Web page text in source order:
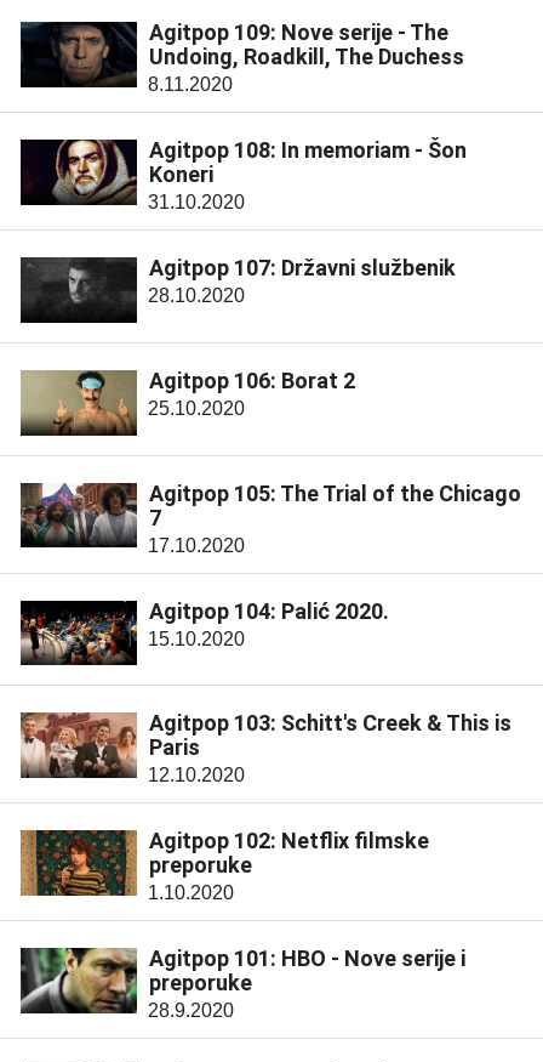
Agitpop 109: Nove serije - The
Undoing, Roadkill, The Duchess
8.11.2020
Agitpop 108: In memoriam - Šon
Koneri
31.10.2020
Agitpop 107: Državni službenik
28.10.2020
Agitpop 106: Borat 2
25.10.2020
Agitpop 105: The Trial of the Chicago
7
17.10.2020
Agitpop 104: Palić 2020.
15.10.2020
Agitpop 103: Schitt's Creek & This is
Paris
12.10.2020
Agitpop 102: Netflix filmske
preporuke
1.10.2020
Agitpop 101: HBO - Nove serije i
preporuke
28.9.2020